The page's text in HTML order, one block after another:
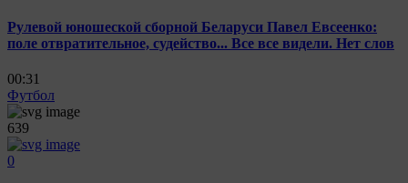
Рулевой юношеской сборной Беларуси Павел Евсеенко:
поле отвратительное, судейство... Все все видели. Нет слов
00:31
Футбол
639
0